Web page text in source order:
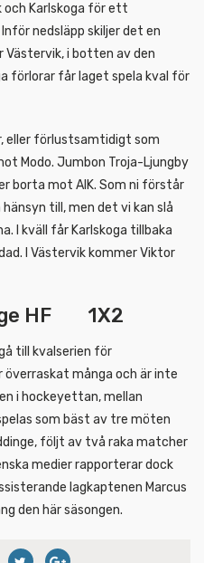
och Karlskoga för ett
nedsläpp skiljer det en
Västervik, i botten av den
förlorar får laget spela kval för
eller förlustsamtidigt som
Modo. Jumbon Troja-Ljungby
borta mot AIK. Som ni förstår
till, men det vi kan slå
I kväll får Karlskoga tillbaka
I Västervik kommer Viktor
HF 1X2
till kvalserien för
överraskat många och är inte
i hockeyettan, mellan
som bäst av tre möten
följt av två raka matcher
medier rapporterar dock
lagkaptenen Marcus
den här säsongen.